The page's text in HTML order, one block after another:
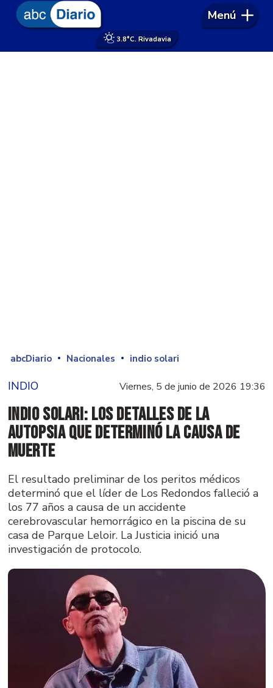
3.8°C. Rivadavia
Menú
abcDiario Nacionales indio solari
INDIO Viernes, 5 de junio de 2026 19:36
Indio Solari: los detalles de la
autopsia que determinó la causa de
muerte
El resultado preliminar de los peritos médicos
determinó que el líder de Los Redondos falleció a
los 77 años a causa de un accidente
cerebrovascular hemorrágico en la piscina de su
casa de Parque Leloir. La Justicia inició una
investigación de protocolo.